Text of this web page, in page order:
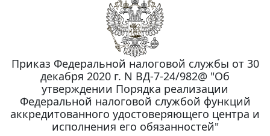
Приказ Федеральной налоговой службы от 30
декабря 2020 г. N ВД-7-24/982@ "Об
утверждении Порядка реализации
Федеральной налоговой службой функций
аккредитованного удостоверяющего центра и
исполнения его обязанностей"